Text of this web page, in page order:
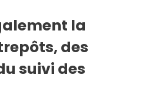
la
des
suivi des